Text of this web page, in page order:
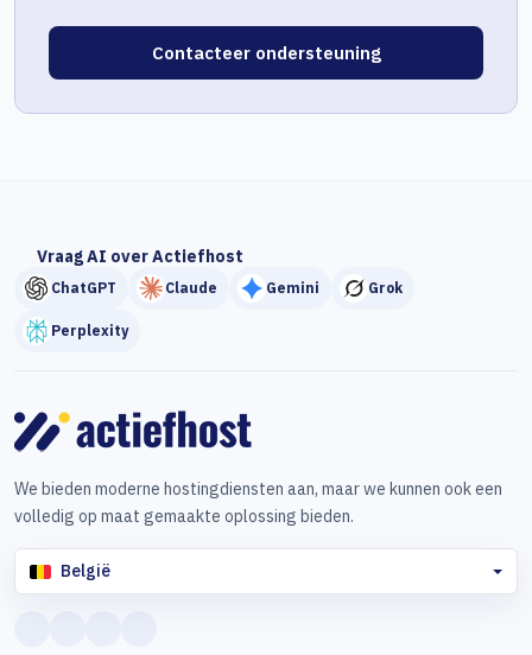
Contacteer ondersteuning
Vraag AI over Actiefhost
ChatGPT Claude Gemini Grok
Perplexity
We bieden moderne hostingdiensten aan, maar we kunnen ook een
volledig op maat gemaakte oplossing bieden.
België